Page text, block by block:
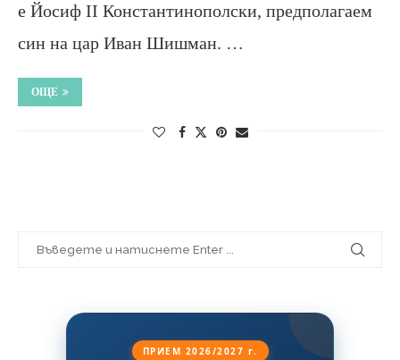
е Йосиф II Константинополски, предполагаем
син на цар Иван Шишман. …
ОЩЕ
ПРИЕМ 2026/2027 г.